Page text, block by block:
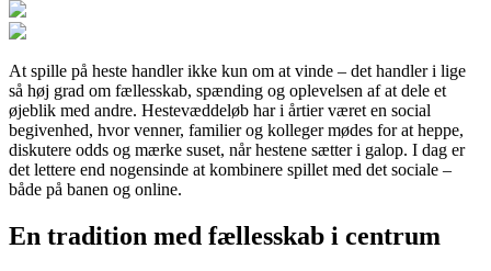
At spille på heste handler ikke kun om at vinde – det handler i lige
så høj grad om fællesskab, spænding og oplevelsen af at dele et
øjeblik med andre. Hestevæddeløb har i årtier været en social
begivenhed, hvor venner, familier og kolleger mødes for at heppe,
diskutere odds og mærke suset, når hestene sætter i galop. I dag er
det lettere end nogensinde at kombinere spillet med det sociale –
både på banen og online.
En tradition med fællesskab i centrum